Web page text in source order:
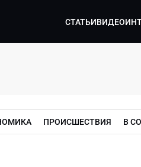
СТАТЬИВИДЕО
ПРОИСШЕСТВИЯ В